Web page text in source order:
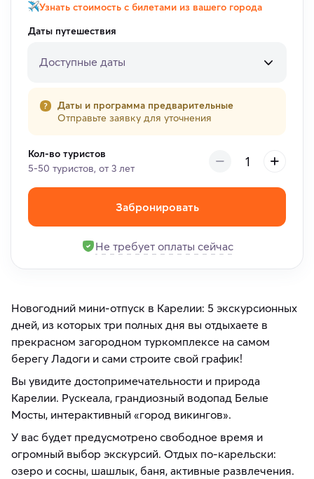
Узнать стоимость с билетами из вашего города
Даты путешествия
Доступные даты
Даты и программа предварительные
Отправьте заявку для уточнения
Кол-во туристов
5-50 туристов, от 3 лет
Забронировать
Не требует оплаты сейчас
Новогодний мини-отпуск в Карелии: 5 экскурсионных
дней, из которых три полных дня вы отдыхаете в
прекрасном загородном туркомплексе на самом
берегу Ладоги и сами строите свой график!
Вы увидите достопримечательности и природа
Карелии. Рускеала, грандиозный водопад Белые
Мосты, интерактивный «город викингов».
У вас будет предусмотрено свободное время и
огромный выбор экскурсий. Отдых по-карельски:
озеро и сосны, шашлык, баня, активные развлечения.